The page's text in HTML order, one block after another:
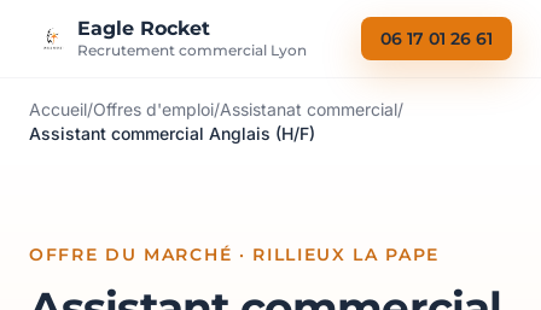
Eagle Rocket
Recrutement commercial Lyon
06 17 01 26 61
Accueil/Offres d'emploi/Assistanat commercial/
Assistant commercial Anglais (H/F)
OFFRE DU MARCHÉ · RILLIEUX LA PAPE